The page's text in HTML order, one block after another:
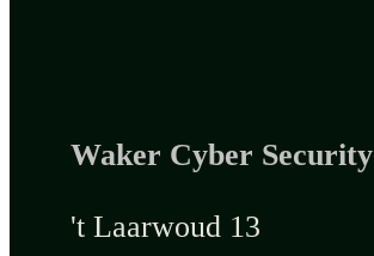
Waker Cyber Security
't Laarwoud 13